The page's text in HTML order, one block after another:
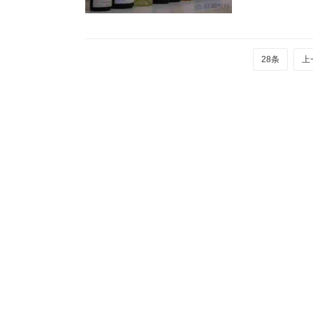
28条 上